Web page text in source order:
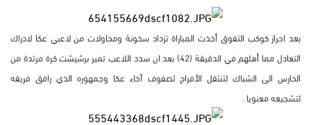
بعد احراز كوكب التفوق أخذت المباراة تزداد سخونة ومحاولات من لاعبي عكا لادراك
التعادل مما أهلهم في الدقيقة (42) بعد ان سدد اللاعب تمير برشيشت كرة مرتدة من
الحارس الى الشباك لتنتقل الأفراح لصفوف آخاء عكا وجمهوره الذي رافق فريقه
لتشجيعه معنويا .